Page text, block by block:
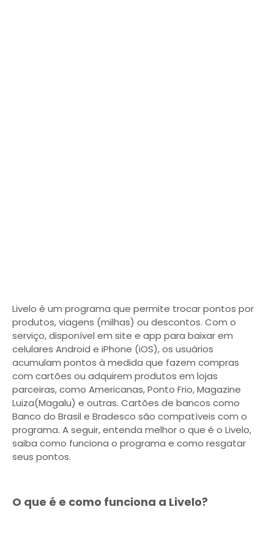
Livelo é um programa que permite trocar pontos por
produtos, viagens (milhas) ou descontos. Com o
serviço, disponível em site e app para baixar em
celulares Android e iPhone (iOS), os usuários
acumulam pontos à medida que fazem compras
com cartões ou adquirem produtos em lojas
parceiras, como Americanas, Ponto Frio, Magazine
Luiza(Magalu) e outras. Cartões de bancos como
Banco do Brasil e Bradesco são compatíveis com o
programa. A seguir, entenda melhor o que é o Livelo,
saiba como funciona o programa e como resgatar
seus pontos.
O que é e como funciona a Livelo?